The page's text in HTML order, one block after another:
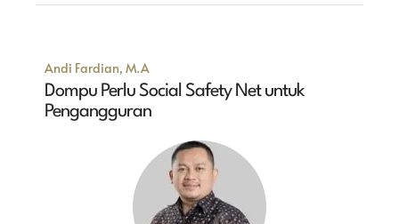
Andi Fardian, M.A
Dompu Perlu Social Safety Net untuk
Pengangguran